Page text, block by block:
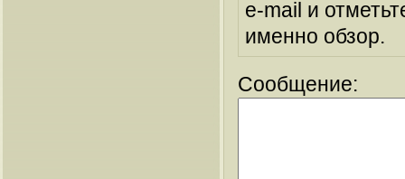
e-mail и
именно обзор.
Сообщение: